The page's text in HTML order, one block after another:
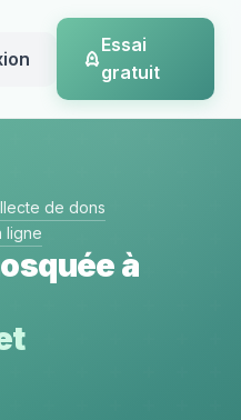
Essai
gratuit
de dons
ligne
à